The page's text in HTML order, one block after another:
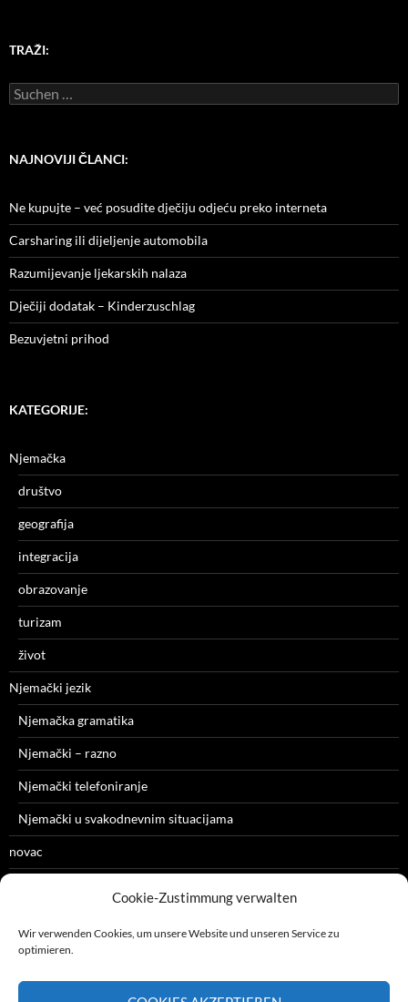
Cookie-Zustimmung verwalten
Wir verwenden Cookies, um unsere Website und unseren Service zu
optimieren.
TRAŽI:
Suchen
nach:
NAJNOVIJI ČLANCI:
Ne kupujte – već posudite dječiju odjeću preko interneta
Carsharing ili dijeljenje automobila
Razumijevanje ljekarskih nalaza
Dječiji dodatak – Kinderzuschlag
Bezuvjetni prihod
KATEGORIJE:
Njemačka
društvo
geografija
integracija
obrazovanje
turizam
život
Njemački jezik
Njemačka gramatika
Njemački – razno
Njemački telefoniranje
Njemački u svakodnevnim situacijama
novac